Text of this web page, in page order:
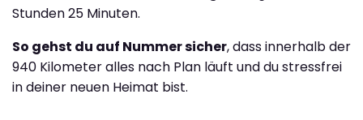
Stunden 25 Minuten.
So gehst du auf Nummer sicher, dass innerhalb der
940 Kilometer alles nach Plan läuft und du stressfrei
in deiner neuen Heimat bist.